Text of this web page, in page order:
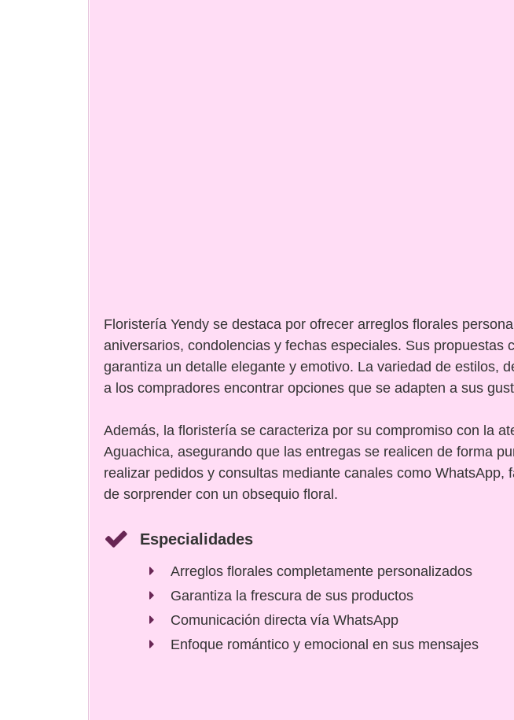
Floristería Yendy se destaca por ofrecer arreglos florales
aniversarios, condolencias y fechas especiales. Sus
garantiza un detalle elegante y emotivo. La variedad de estilos,
a los compradores encontrar opciones que se adapten a sus
Además, la floristería se caracteriza por su compromiso con la
Aguachica, asegurando que las entregas se realicen de forma
realizar pedidos y consultas mediante canales como
de sorprender con un obsequio floral.
Especialidades
Arreglos florales completamente personalizados
Garantiza la frescura de sus productos
Comunicación directa vía WhatsApp
Enfoque romántico y emocional en sus mensajes